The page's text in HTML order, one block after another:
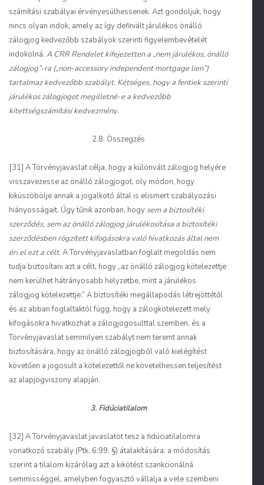
számítási szabályai érvényesülhessenek. Azt gondoljuk, hogy
nincs olyan indok, amely az így definiált járulékos önálló
zálogjog kedvezőbb szabályok szerinti figyelembevételét
indokolná. A CRR Rendelet kifejezetten a „nem járulékos, önálló
zálogjog”-ra („non-accessory independent mortgage lien”)
tartalmaz kedvezőbb szabályt. Kétséges, hogy a fentiek szerinti
járulékos zálogjogot megilletné-e a kedvezőbb
kitettségszámítási kedvezmény.
2.8. Összegzés
[31] A Törvényjavaslat célja, hogy a különvált zálogjog helyére
visszavezesse az önálló zálogjogot, oly módon, hogy
kiküszöbölje annak a jogalkotó által is elismert szabályozási
hiányosságait. Úgy tűnik azonban, hogy sem a biztosítéki
szerződés, sem az önálló zálogjog járulékosítása a biztosítéki
szerződésben rögzített kifogásokra való hivatkozás által nem
éri el ezt a célt.A Törvényjavaslatban foglalt megoldás nem
tudja biztosítani azt a célt, hogy „az önálló zálogjog kötelezettje
nem kerülhet hátrányosabb helyzetbe, mint a járulékos
zálogjog kötelezettje.” A biztosítéki megállapodás létrejöttétől
és az abban foglaltaktól függ, hogy a zálogkötelezett mely
kifogásokra hivatkozhat a zálogjogosulttal szemben, és a
Törvényjavaslat semmilyen szabályt nem teremt annak
biztosítására, hogy az önálló zálogjogból való kielégítést
követően a jogosult a kötelezettől ne követelhessen teljesítést
az alapjogviszony alapján.
3. Fidúciatilalom
[32] A Törvényjavaslat javaslatot tesz a fidúciatilalomra
vonatkozó szabály (Ptk. 6:99. §) átalakítására: a módosítás
szerint a tilalom kizárólag azt a kikötést szankcionálná
semmisséggel, amelyben fogyasztó vállalja a vele szembeni